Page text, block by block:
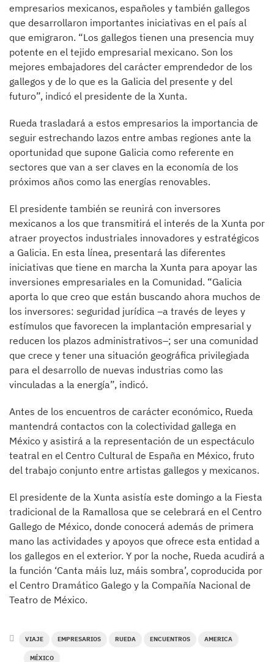
empresarios mexicanos, españoles y también gallegos
que desarrollaron importantes iniciativas en el país al
que emigraron. “Los gallegos tienen una presencia muy
potente en el tejido empresarial mexicano. Son los
mejores embajadores del carácter emprendedor de los
gallegos y de lo que es la Galicia del presente y del
futuro”, indicó el presidente de la Xunta.
Rueda trasladará a estos empresarios la importancia de
seguir estrechando lazos entre ambas regiones ante la
oportunidad que supone Galicia como referente en
sectores que van a ser claves en la economía de los
próximos años como las energías renovables.
El presidente también se reunirá con inversores
mexicanos a los que transmitirá el interés de la Xunta por
atraer proyectos industriales innovadores y estratégicos
a Galicia. En esta línea, presentará las diferentes
iniciativas que tiene en marcha la Xunta para apoyar las
inversiones empresariales en la Comunidad. “Galicia
aporta lo que creo que están buscando ahora muchos de
los inversores: seguridad jurídica –a través de leyes y
estímulos que favorecen la implantación empresarial y
reducen los plazos administrativos–; ser una comunidad
que crece y tener una situación geográfica privilegiada
para el desarrollo de nuevas industrias como las
vinculadas a la energía”, indicó.
Antes de los encuentros de carácter económico, Rueda
mantendrá contactos con la colectividad gallega en
México y asistirá a la representación de un espectáculo
teatral en el Centro Cultural de España en México, fruto
del trabajo conjunto entre artistas gallegos y mexicanos.
El presidente de la Xunta asistía este domingo a la Fiesta
tradicional de la Ramallosa que se celebrará en el Centro
Gallego de México, donde conocerá además de primera
mano las actividades y apoyos que ofrece esta entidad a
los gallegos en el exterior. Y por la noche, Rueda acudirá a
la función ‘Canta máis luz, máis sombra’, coproducida por
el Centro Dramático Galego y la Compañía Nacional de
Teatro de México.
VIAJE EMPRESARIOS RUEDA ENCUENTROS AMERICA
MÉXICO